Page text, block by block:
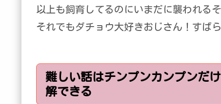
以上も飼育してるのにいまだに襲われる
それでもダチョウ大好きおじさん！すばら
難しい話はチンプンカンプンだ
解できる